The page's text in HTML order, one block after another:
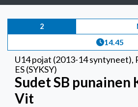
2
14.45
U14 pojat (2013-14 syntyneet),
ES (SYKSY)
Sudet SB punainen
Vit